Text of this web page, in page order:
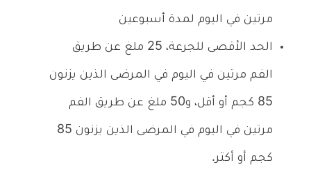
مرتين في اليوم لمدة أسبوعين
الحد الأقصى للجرعة، 25 ملغ عن طريق
الفم مرتين في اليوم في المرضى الذين يزنون
85 كجم أو أقل، و50 ملغ عن طريق الفم
مرتين في اليوم في المرضى الذين يزنون 85
كجم أو أكثر.